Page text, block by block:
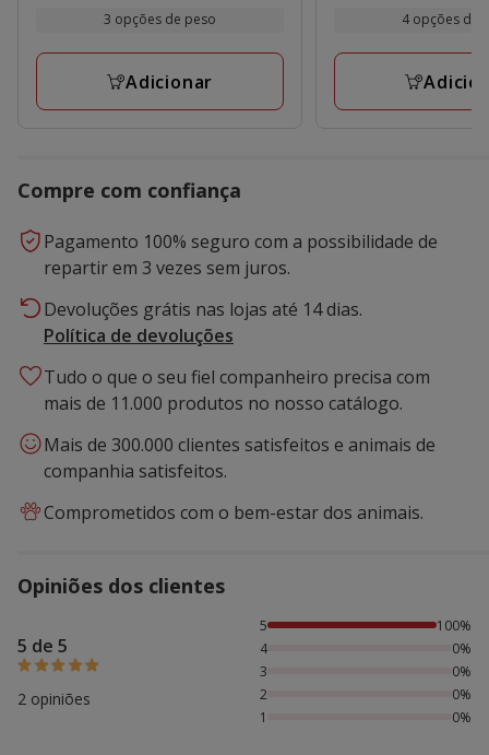
12.09€
3 opções de peso
Adicionar
9.33€
4 opções de
Compre com confiança
Pagamento 100% seguro com a possibilidade de
repartir em 3 vezes sem juros.
Devoluções grátis nas lojas até 14 dias.
Política de devoluções
Tudo o que o seu fiel companheiro precisa com
mais de 11.000 produtos no nosso catálogo.
Mais de 300.000 clientes satisfeitos e animais de
companhia satisfeitos.
Comprometidos com o bem-estar dos animais.
Opiniões dos clientes
5 de 5
2 opiniões
100% das pessoas avaliaram com 5 estrelas,
5
100%
4
0%
3
0%
2
0%
1
0%